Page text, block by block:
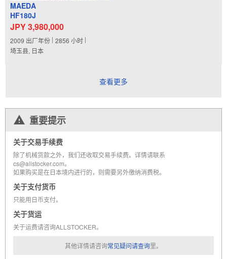
MAEDA
HF180J
JPY 3,980,000
2009 出厂年份 2856 小时
埼玉县, 日本
查看更多
重要提示
关于交易手续费
除了机械货款之外，我们还收取交易手续费。详情请联系
cs@allstocker.com。
如果购买是在日本境内进行的，则需要另外缴纳消费税。
关于支付货币
只能用日币支付。
关于货运
关于运费请咨询ALLSTOCKER。
其他详情请咨询常见疑问请查询里。